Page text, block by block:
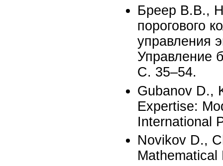
Бреер В.В.,
порогового
управления
Управление
С. 35–54.
Gubanov D.,
Expertise:
International
Novikov D.,